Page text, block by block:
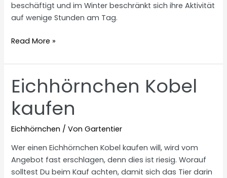
beschäftigt und im Winter beschränkt sich ihre Aktivität
auf wenige Stunden am Tag.
Eichhörnchen
Read More »
Eichhörnchen Kobel
kaufen
Eichhörnchen / VonGartentier
Wer einen Eichhörnchen Kobel kaufen will, wird vom
Angebot fast erschlagen, denn dies ist riesig. Worauf
solltest Du beim Kauf achten, damit sich das Tier darin